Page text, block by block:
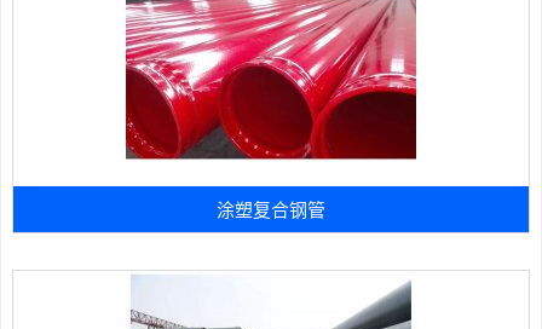
涂塑复合钢管